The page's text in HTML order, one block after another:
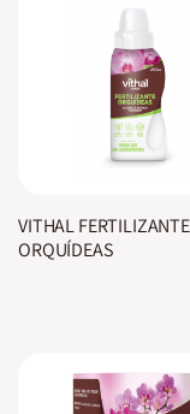
VITHAL FERTILIZANTE
ORQUÍDEAS